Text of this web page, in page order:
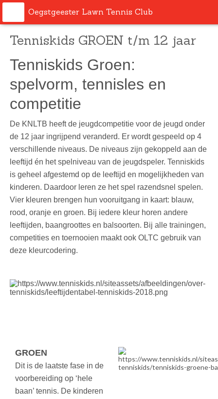
Oegstgeester Lawn Tennis Club
Tenniskids GROEN t/m 12 jaar
Tenniskids Groen:
spelvorm, tennisles en
competitie
De KNLTB heeft de jeugdcompetitie voor de jeugd onder
de 12 jaar ingrijpend veranderd. Er wordt gespeeld op 4
verschillende niveaus. De niveaus zijn gekoppeld aan de
leeftijd én het spelniveau van de jeugdspeler. Tenniskids
is geheel afgestemd op de leeftijd en mogelijkheden van
kinderen. Daardoor leren ze het spel razendsnel spelen.
Vier kleuren brengen hun vooruitgang in kaart: blauw,
rood, oranje en groen. Bij iedere kleur horen andere
leeftijden, baangroottes en balsoorten. Bij alle trainingen,
competities en toernooien maakt ook OLTC gebruik van
deze kleurcodering.
GROEN
Dit is de laatste fase in de
voorbereiding op ‘hele
baan’ tennis. De kinderen